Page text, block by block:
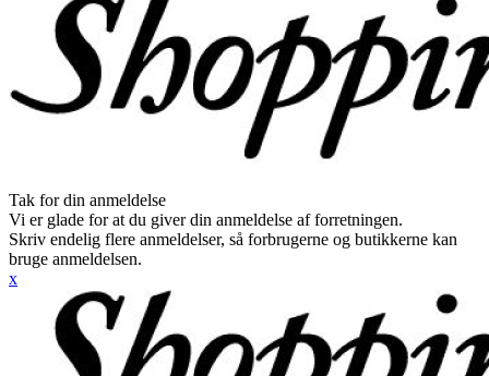
Tak for din anmeldelse
Vi er glade for at du giver din anmeldelse af forretningen.
Skriv endelig flere anmeldelser, så forbrugerne og butikkerne kan
bruge anmeldelsen.
x